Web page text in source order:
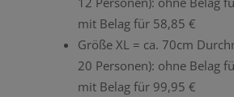
mit Belag für 58,85 €
Größe XL = ca. 70cm
20 Personen): ohne Belag
mit Belag für 99,95 €